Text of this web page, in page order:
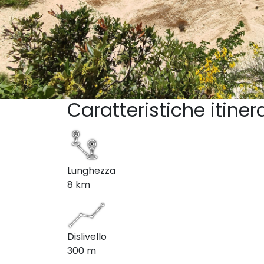
Caratteristiche
Lunghezza
8 km
Dislivello
300 m